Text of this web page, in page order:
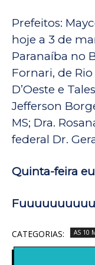
Prefeitos:
hoje a 3 de
Paranaíba no
Fornari, de
D’Oeste e
Jefferson
MS; Dra.
federal Dr.
Quinta-feira
CATEGORIAS: AS 10